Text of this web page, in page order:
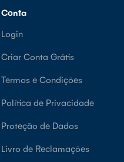
Conta
Login
Criar Conta Grátis
Termos e Condições
Política de Privacidade
Proteção de Dados
Livro de Reclamações